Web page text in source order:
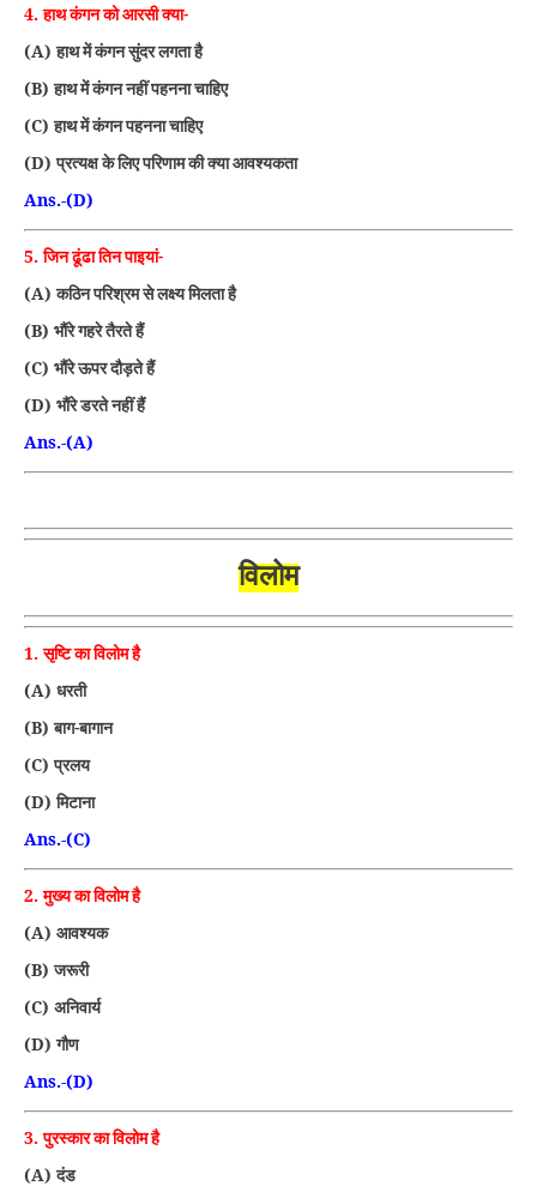
4.हाथ कंगन को आरसी क्या-
(A)हाथ में कंगन सुंदर लगता है
(B)हाथ में कंगन नहीं पहनना चाहिए
(C)हाथ में कंगन पहनना चाहिए
(D)प्रत्यक्ष के लिए परिणाम की क्या आवश्यकता
Ans.-(D)
5.जिन ढूंढा तिन पाइयां-
(A)कठिन परिश्रम से लक्ष्य मिलता है
(B) भौंरे गहरे तैरते हैं
(C) भौंरे ऊपर दौड़ते हैं
(D) भौंरे डरते नहीं हैं
Ans.-(A)
विलोम
1.सृष्टि का विलोम है
(A) धरती
(B)बाग-बागान
(C)प्रलय
(D)मिटाना
Ans.-(C)
2.मुख्य का विलोम है
(A) आवश्यक
(B)जरूरी
(C) अनिवार्य
(D)गौण
Ans.-(D)
3.पुरस्कार का विलोम है
(A)दंड